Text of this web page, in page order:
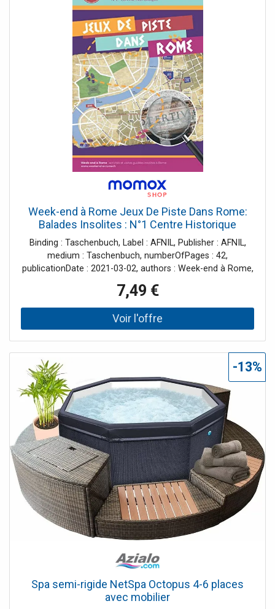
Week-end à Rome Jeux De Piste Dans Rome:
Balades Insolites : N°1 Centre Historique
Binding : Taschenbuch, Label : AFNIL, Publisher : AFNIL,
medium : Taschenbuch, numberOfPages : 42,
publicationDate : 2021-03-02, authors : Week-end à Rome,
ISBN : 295770370X
7,49 €
Spa semi-rigide NetSpa Octopus 4-6 places
avec mobilier
-13%